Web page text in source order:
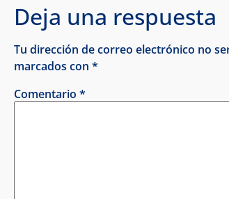
Deja una respuesta
Tu dirección de correo electrónico no
marcados con *
Comentario *